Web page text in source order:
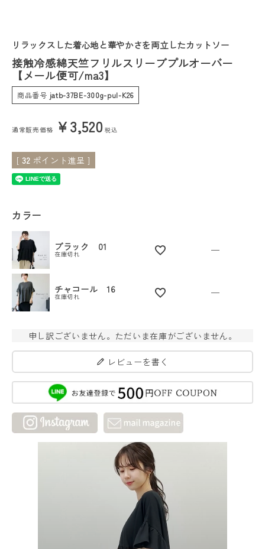
ファッション雑貨
会員ステージ特典プログラムについて
ご利用ガイド
リラックスした着心地と華やかさを両立したカットソー
接触冷感綿天竺フリルスリーブプルオーバー
【メール便可/ma3】
商品番号 jatb-37BE-300g-pul-K26
通常販売価格 ¥3,520 税込
[ 32 ポイント進呈 ]
カラー
ブラック 01
在庫切れ —
チャコール 16
在庫切れ —
申し訳ございません。ただいま在庫がございません。
レビューを書く